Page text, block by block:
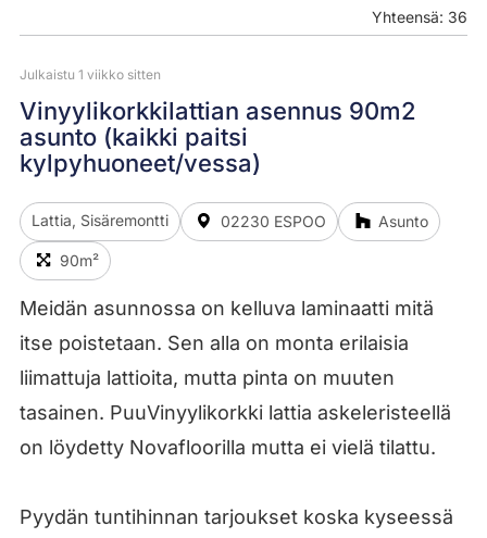
Yhteensä: 36
Julkaistu 1 viikko sitten
Vinyylikorkkilattian asennus 90m2
asunto (kaikki paitsi
kylpyhuoneet/vessa)
Lattia, Sisäremontti 02230 ESPOO Asunto
90m²
Meidän asunnossa on kelluva laminaatti mitä
itse poistetaan. Sen alla on monta erilaisia
liimattuja lattioita, mutta pinta on muuten
tasainen. PuuVinyylikorkki lattia askeleristeellä
on löydetty Novafloorilla mutta ei vielä tilattu.
Pyydän tuntihinnan tarjoukset koska kyseessä